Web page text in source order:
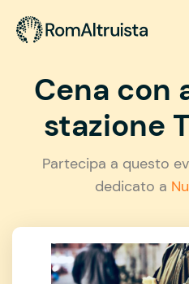
Cena con
stazione
Partecipa a questo
dedicato a